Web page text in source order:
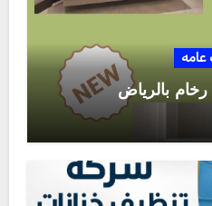
عامه
بالرياض